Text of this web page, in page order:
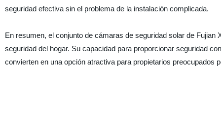
seguridad efectiva sin el problema de la instalación complicada.
En resumen, el conjunto de cámaras de seguridad solar de
seguridad del hogar. Su capacidad para proporcionar seguridad
convierten en una opción atractiva para propietarios preocupados